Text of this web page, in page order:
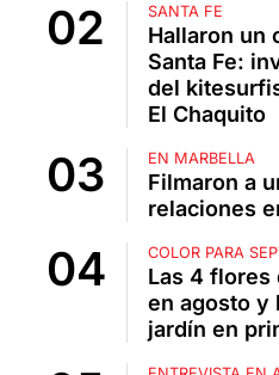
SANTA FE
Hallaron un
Santa Fe:
del
El Chaquito
EN MARBELLA
Filmaron a
relaciones
COLOR PARA
Las 4 flores
en agosto y
jardín en